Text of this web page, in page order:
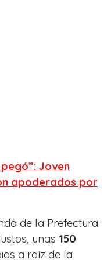
Joven
apoderados por
de la Prefectura
unas 150
a raíz de la